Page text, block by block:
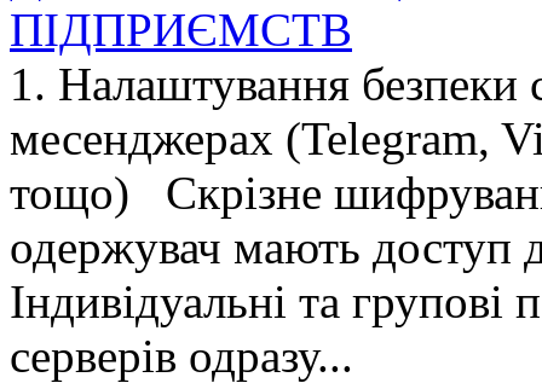
ПІДПРИЄМСТВ
1. Налаштування безпеки
месенджерах (Telegram,
тощо) Скрізне
одержувач мають доступ
Індивідуальні та
серверів одразу...